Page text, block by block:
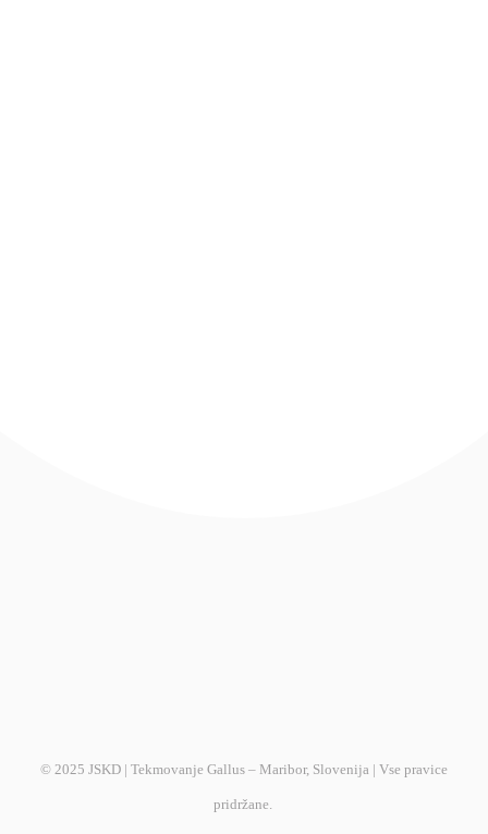
© 2025 JSKD | Tekmovanje Gallus – Maribor, Slovenija | Vse pravice
pridržane.